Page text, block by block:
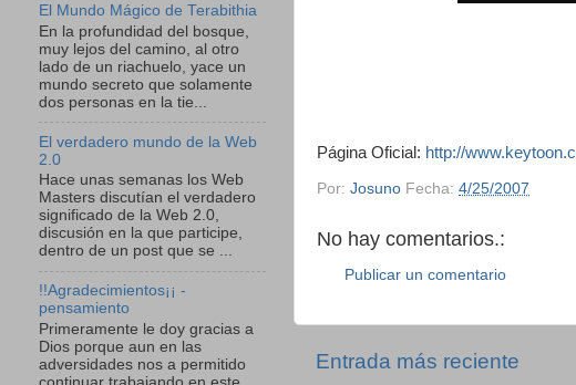
Página Oficial: http://
Por: Josuno Fecha: 4/25/2007
No hay comentarios.:
Publicar un comentario
Entrada más reciente
El Mundo Mágico de Terabithia
En la profundidad del bosque,
muy lejos del camino, al otro
lado de un riachuelo, yace un
mundo secreto que solamente
dos personas en la tie...
El verdadero mundo de la Web
2.0
Hace unas semanas los Web
Masters discutían el verdadero
significado de la Web 2.0,
discusión en la que participe,
dentro de un post que se ...
!!Agradecimientos¡¡ -
pensamiento
Primeramente le doy gracias a
Dios porque aun en las
adversidades nos a permitido